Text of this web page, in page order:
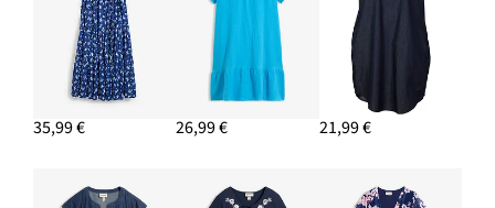
PRIDAŤ DO KOŠÍKA
Náramok
11,99 €
PRIDAŤ DO KOŠÍKA
24,99 €
35,99 € 26,99 € 21,99 €